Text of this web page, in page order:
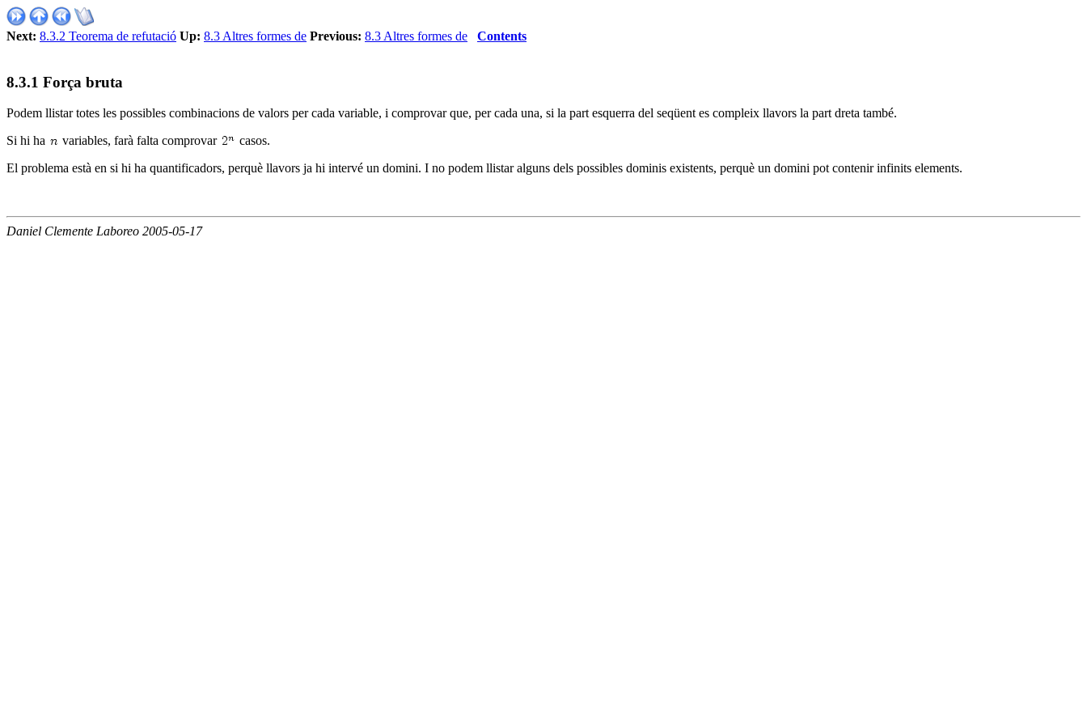
Next: 8.3.2 Teorema de refutació Up: 8.3 Altres formes de Previous: 8.3 Altres formes de Contents
8.3.1 Força bruta
Podem llistar totes les possibles combinacions de valors per cada variable, i comprovar que, per cada una, si la part esquerra del seqüent es compleix llavors la part dreta també.
Si hi ha
variables, farà falta comprovar
casos.
El problema està en si hi ha quantificadors, perquè llavors ja hi intervé un domini. I no podem llistar alguns dels possibles dominis existents, perquè un domini pot contenir infinits elements.
Daniel Clemente Laboreo 2005-05-17